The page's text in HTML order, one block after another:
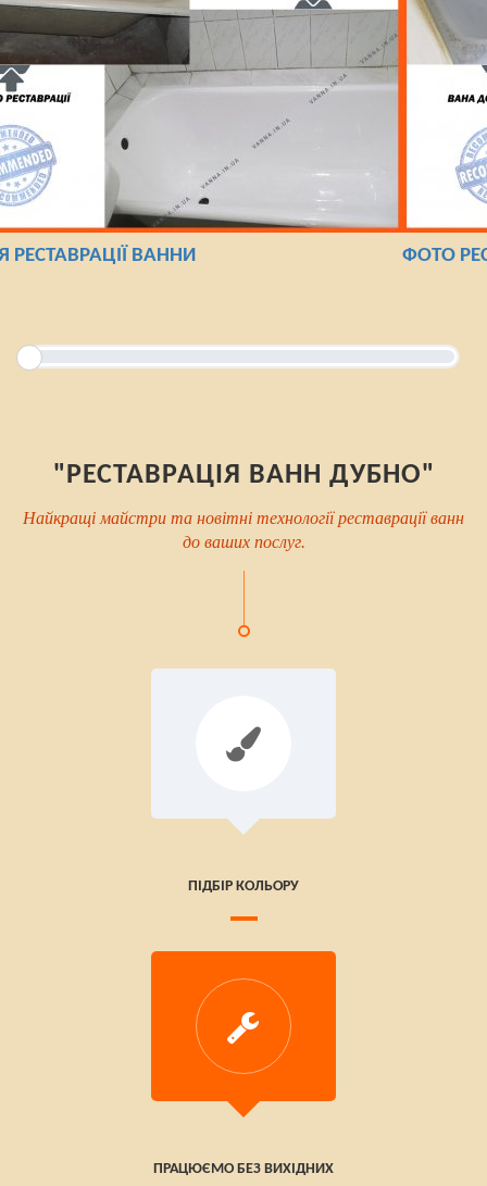
РЕСТАВРАЦІЇ ВАННИ ФОТО
"РЕСТАВРАЦІЯ ВАНН ДУБНО"
Найкращі майстри та новітні технології реставрації ванн
до ваших послуг.
ПІДБІР КОЛЬОРУ
ПРАЦЮЄМО БЕЗ ВИХІДНИХ